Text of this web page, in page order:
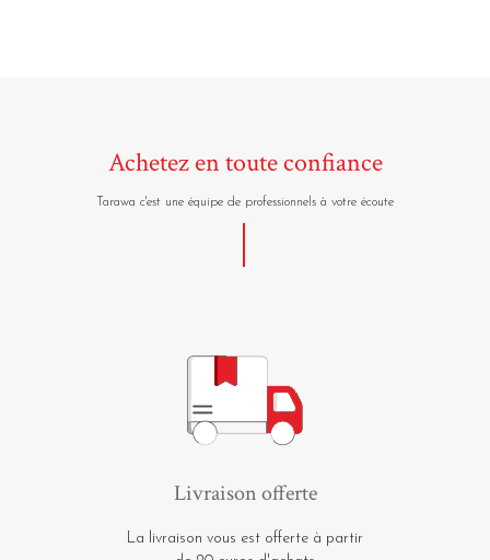
Achetez en toute confiance
Tarawa c'est une équipe de professionnels à votre écoute
Livraison offerte
La livraison vous est offerte à partir